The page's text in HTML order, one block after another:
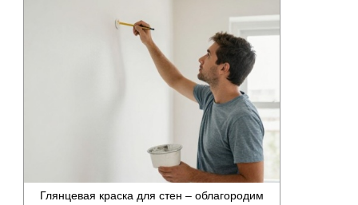
Глянцевая краска для стен – облагородим